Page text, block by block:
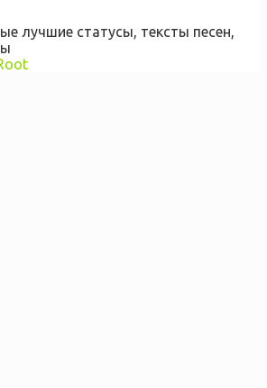
лучшие статусы, тексты песен,